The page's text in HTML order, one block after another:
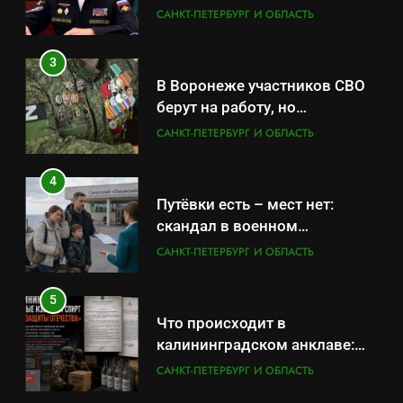
оказывает платные услуги по
САНКТ-ПЕТЕРБУРГ И ОБЛАСТЬ
3
В Воронеже участников СВО
берут на работу, но
удержаться удаётся не всем
САНКТ-ПЕТЕРБУРГ И ОБЛАСТЬ
4
Путёвки есть – мест нет:
скандал в военном
санатории Владивостока
САНКТ-ПЕТЕРБУРГ И ОБЛАСТЬ
5
Что происходит в
калининградском анклаве:
военные изымают спирт «для
САНКТ-ПЕТЕРБУРГ И ОБЛАСТЬ